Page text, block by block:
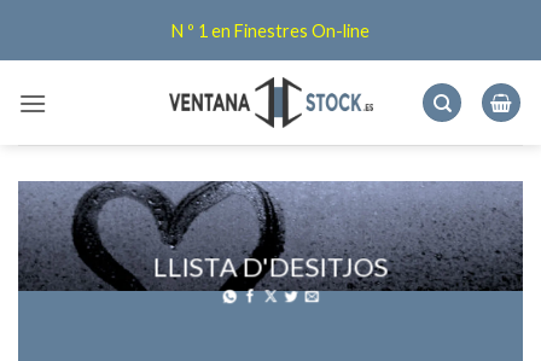
N º 1 en Finestres On-line
LLISTA D'DESITJOS